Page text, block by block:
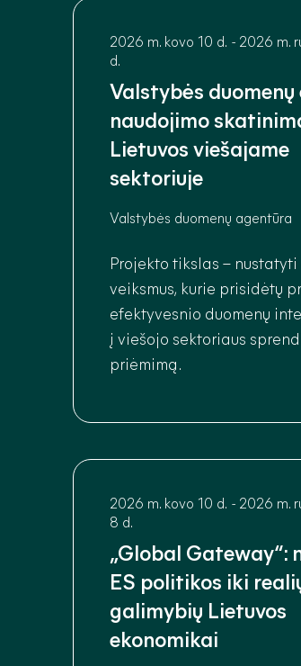
2026 m. kovo 10 d. - 2026 m.
d.
Valstybės duomenų
naudojimo
Lietuvos viešajame
sektoriuje
Valstybės duomenų agentūra
Projekto tikslas – nustatyti
veiksmus, kurie prisidėtų
efektyvesnio duomenų
į viešojo sektoriaus
priėmimą.
2026 m. kovo 10 d. - 2026 m.
8 d.
„Global Gateway“:
ES politikos iki
galimybių Lietuvos
ekonomikai